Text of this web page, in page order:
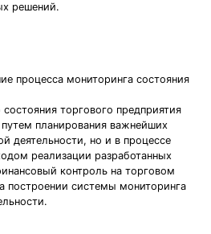
решений.
процесса мониторинга состояния
торгового предприятия
планирования важнейших
деятельности, но и в процессе
реализации разработанных
контроль на торговом
построении системы мониторинга